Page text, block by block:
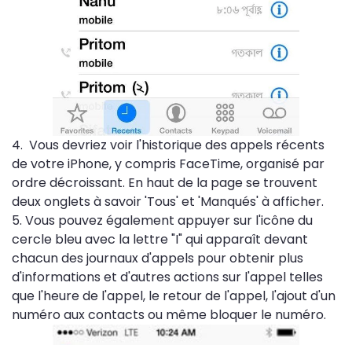
4. Vous devriez voir l'historique des appels récents
de votre iPhone, y compris FaceTime, organisé par
ordre décroissant. En haut de la page se trouvent
deux onglets à savoir 'Tous' et 'Manqués' à afficher.
5. Vous pouvez également appuyer sur l'icône du
cercle bleu avec la lettre "I" qui apparaît devant
chacun des journaux d'appels pour obtenir plus
d'informations et d'autres actions sur l'appel telles
que l'heure de l'appel, le retour de l'appel, l'ajout d'un
numéro aux contacts ou même bloquer le numéro.